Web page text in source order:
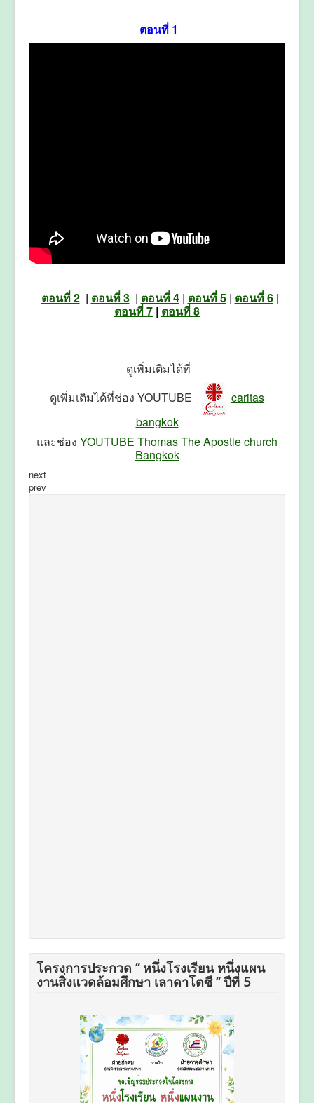
ตอนที่ 1
ตอนที่ 2| ตอนที่ 3| ตอนที่ 4| ตอนที่ 5| ตอนที่ 6 |
ตอนที่ 7 | ตอนที่ 8
ดูเพิ่มเติมได้ที่
ดูเพิ่มเติมได้ที่ช่อง YOUTUBE
caritas
bangkok
และช่อง YOUTUBE Thomas The Apostle church
Bangkok
next
prev
โครงการประกวด “ หนึ่งโรงเรียน หนึ่งแผน
งานสิ่งแวดล้อมศึกษา เลาดาโตซี ” ปีที่ 5